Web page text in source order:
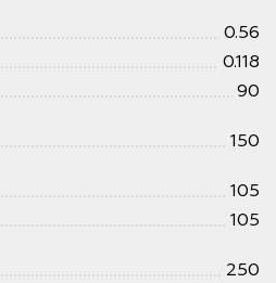
0.56
0.118
90
150
105
105
250